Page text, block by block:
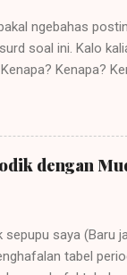
ngebahas
soal ini. Kalo
Kenapa?
yang didasari
semua pria
sex dari
struk kayak
ini udah gak
dengan
sepupu saya (Baru
tabel